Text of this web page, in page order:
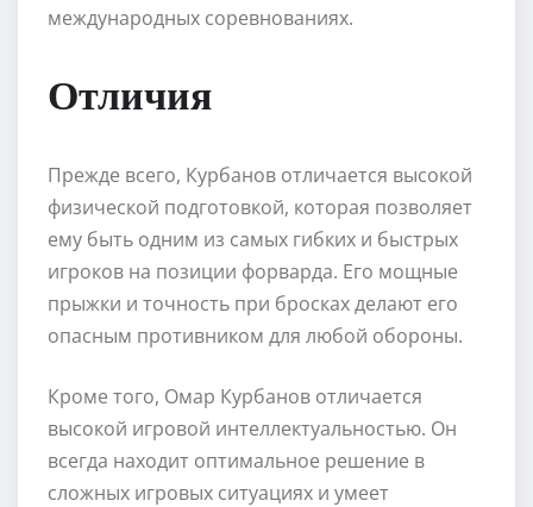
международных соревнованиях.
Отличия
Прежде всего, Курбанов отличается высокой
физической подготовкой, которая позволяет
ему быть одним из самых гибких и быстрых
игроков на позиции форварда. Его мощные
прыжки и точность при бросках делают его
опасным противником для любой обороны.
Кроме того, Омар Курбанов отличается
высокой игровой интеллектуальностью. Он
всегда находит оптимальное решение в
сложных игровых ситуациях и умеет